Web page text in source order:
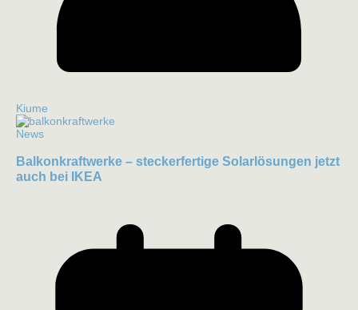
Kiume
News
Balkonkraftwerke – steckerfertige Solarlösungen jetzt
auch bei IKEA